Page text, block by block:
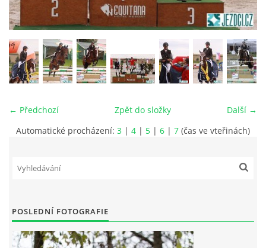
VIDEA
ODKAZY
NOVÝ PŘEKÁŽKOVÝ MATERIÁL
CENÍK SLUŽEB
NEDOSTAVILI NA PODZIMNÍ BRIGÁDU
← Předchozí Další →
Zpět do složky
Automatické procházení: 3 | 4 | 5 | 6 | 7 (čas ve vteřinách)
POSLEDNÍ FOTOGRAFIE